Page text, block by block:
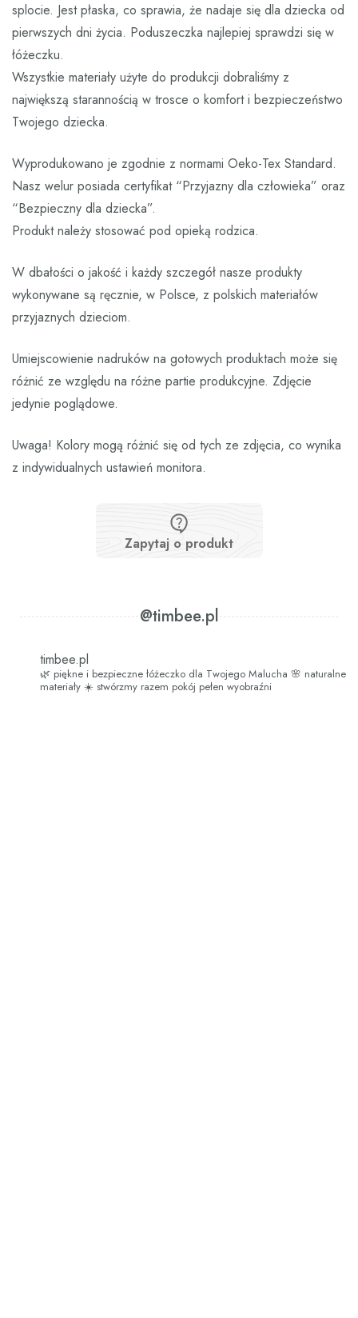
splocie. Jest płaska, co sprawia, że nadaje się dla dziecka od
pierwszych dni życia. Poduszeczka najlepiej sprawdzi się w
łóżeczku.
Wszystkie materiały użyte do produkcji dobraliśmy z
największą starannością w trosce o komfort i bezpieczeństwo
Twojego dziecka.
Wyprodukowano je zgodnie z normami Oeko-Tex Standard.
Nasz welur posiada certyfikat “Przyjazny dla człowieka” oraz
“Bezpieczny dla dziecka”.
Produkt należy stosować pod opieką rodzica.
W dbałości o jakość i każdy szczegół nasze produkty
wykonywane są ręcznie, w Polsce, z polskich materiałów
przyjaznych dzieciom.
Umiejscowienie nadruków na gotowych produktach może się
różnić ze względu na różne partie produkcyjne. Zdjęcie
jedynie poglądowe.
Uwaga! Kolory mogą różnić się od tych ze zdjęcia, co wynika
z indywidualnych ustawień monitora.
Zapytaj o produkt
@timbee.pl
timbee.pl
🌿 piękne i bezpieczne łóżeczko dla Twojego Malucha 🌸 naturalne
materiały ☀️ stwórzmy razem pokój pełen wyobraźni